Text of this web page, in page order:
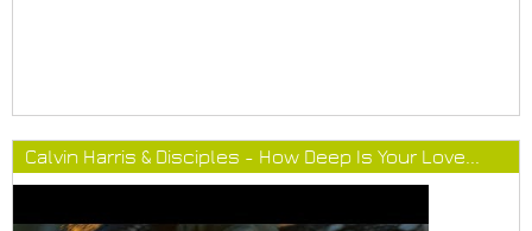
Calvin Harris & Disciples - How Deep Is Your Love...